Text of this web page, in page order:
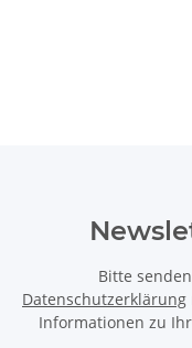
Bitte
Datenschutzerklärung
Informationen zu